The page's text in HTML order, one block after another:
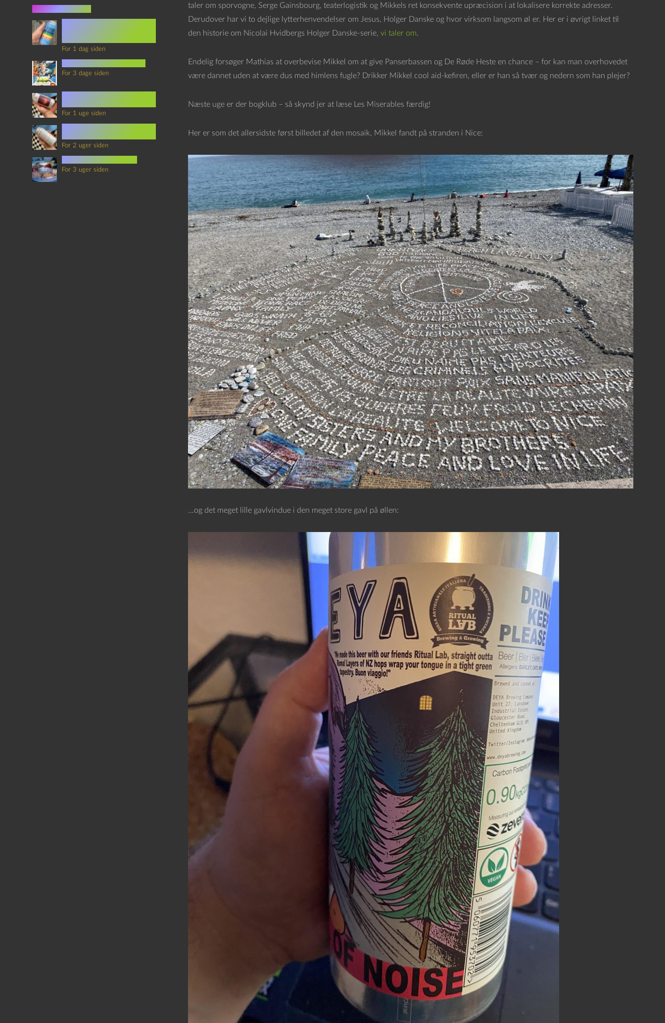
taler om sporvogne, Serge Gainsbourg, teaterlogistik og Mikkels ret konsekvente upræcision i at lokalisere korrekte adresser.
Derudover har vi to dejlige lytterhenvendelser om Jesus, Holger Danske og hvor virksom langsom øl er. Her er i øvrigt linket til
den historie om Nicolai Hvidbergs Holger Danske-serie, vi taler om.
Endelig forsøger Mathias at overbevise Mikkel om at give Panserbassen og De Røde Heste en chance – for kan man overhovedet
være dannet uden at være dus med himlens fugle? Drikker Mikkel cool aid-kefiren, eller er han så tvær og nedern som han plejer?
Næste uge er der bogklub – så skynd jer at læse Les Miserables færdig!
Her er som det allersidste først billedet af den mosaik, Mikkel fandt på stranden i Nice:
…og det meget lille gavlvindue i den meget store gavl på øllen:
For 1 dag siden
For 3 dage siden
For 1 uge siden
For 2 uger siden
For 3 uger siden